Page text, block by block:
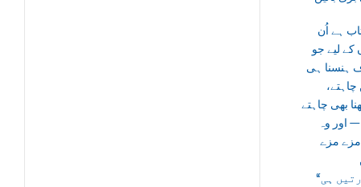
ہے اُن
کے لیے جو
ہنسنا ہی
چاہتے،
بھی چاہتے
اور وہ
مزے
“شرارتیں ہی